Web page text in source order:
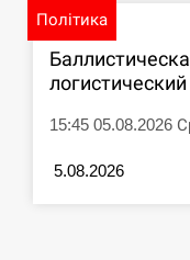
Політика
15:45 05.08.2026
5.08.2026